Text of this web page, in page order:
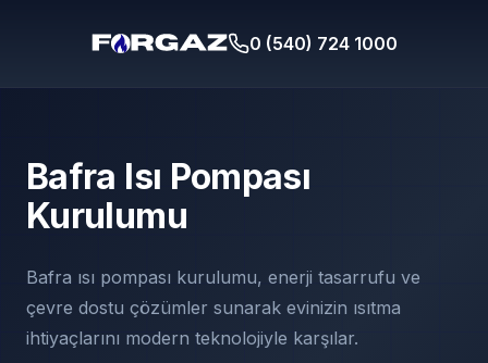
0 (540) 724 1000
Bafra Isı Pompası
Kurulumu
Bafra ısı pompası kurulumu, enerji tasarrufu ve
çevre dostu çözümler sunarak evinizin ısıtma
ihtiyaçlarını modern teknolojiyle karşılar.